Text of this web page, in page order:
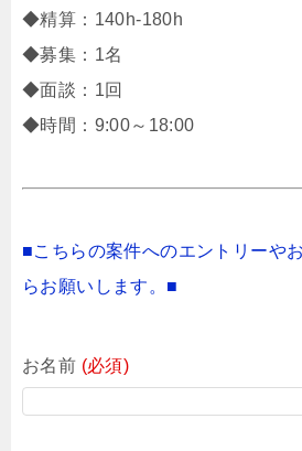
◆精算：140h-180h
◆募集：1名
◆面談：1回
◆時間：9:00～18:00
■こちらの案件へのエントリーや
らお願いします。■
お名前 (必須)